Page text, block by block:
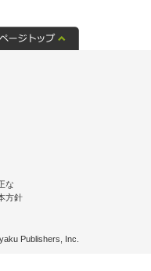
な
方針
Publishers, Inc.